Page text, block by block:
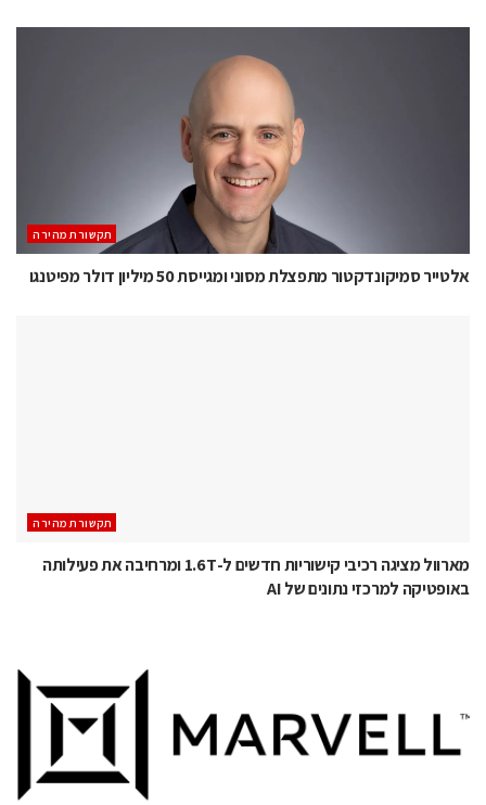
תקשורת מהירה
אלטייר סמיקונדקטור מתפצלת מסוני ומגייסת 50 מיליון דולר מפיטנגו
תקשורת מהירה
מארוול מציגה רכיבי קישוריות חדשים ל-1.6T ומרחיבה את פעילותה
באופטיקה למרכזי נתונים של AI